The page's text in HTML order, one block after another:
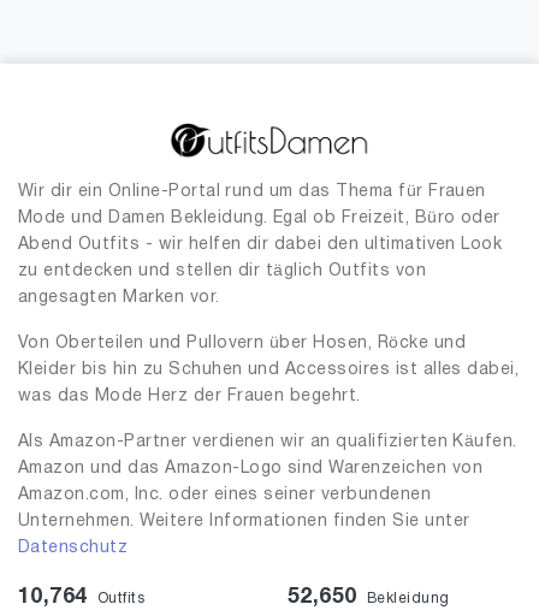
Wir dir ein Online-Portal rund um das Thema für Frauen
Mode und Damen Bekleidung. Egal ob Freizeit, Büro oder
Abend Outfits - wir helfen dir dabei den ultimativen Look
zu entdecken und stellen dir täglich Outfits von
angesagten Marken vor.
Von Oberteilen und Pullovern über Hosen, Röcke und
Kleider bis hin zu Schuhen und Accessoires ist alles dabei,
was das Mode Herz der Frauen begehrt.
Als Amazon-Partner verdienen wir an qualifizierten Käufen.
Amazon und das Amazon-Logo sind Warenzeichen von
Amazon.com, Inc. oder eines seiner verbundenen
Unternehmen. Weitere Informationen finden Sie unter
Datenschutz
10,764 Outfits 52,650 Bekleidung